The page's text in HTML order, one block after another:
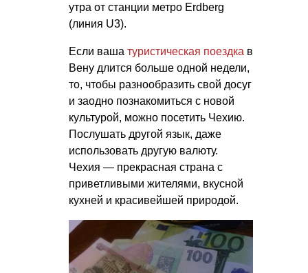
утра от станции метро Erdberg
(линия U3).
Если ваша туристическая поездка в
Вену длится больше одной недели,
то, чтобы разнообразить свой досуг
и заодно познакомиться с новой
культурой, можно посетить Чехию.
Послушать другой язык, даже
использовать другую валюту.
Чехия — прекрасная страна с
приветливыми жителями, вкусной
кухней и красивейшей природой.